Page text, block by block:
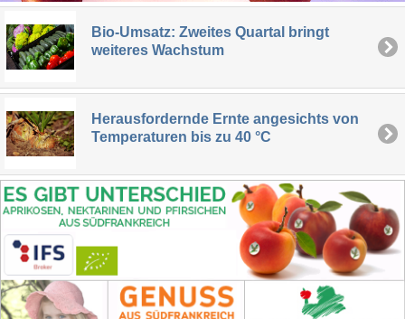
Bio-Umsatz: Zweites Quartal bringt
weiteres Wachstum
Herausfordernde Ernte angesichts von
Temperaturen bis zu 40 °C